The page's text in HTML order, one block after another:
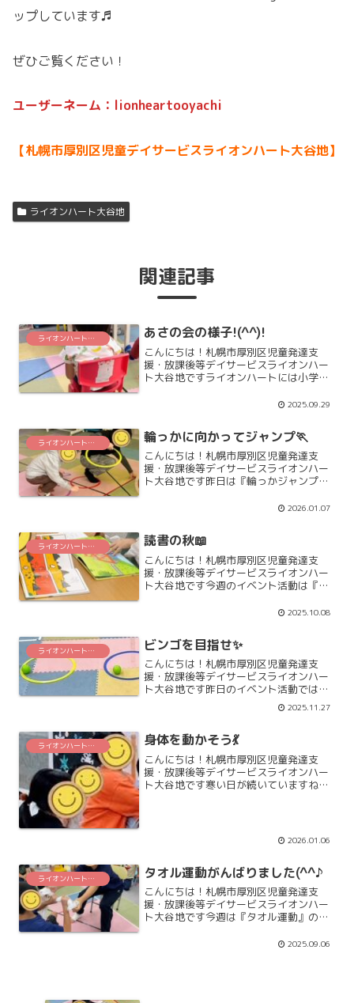
ップしています♬
ぜひご覧ください！
ユーザーネーム：lionheartooyachi
【札幌市厚別区児童デイサービスライオンハート大谷地】
ライオンハート大谷地
関連記事
ライオンハート大谷地 あさの会の様子!(^^)!
こんにちは！札幌市厚別区児童発達支
援・放課後等デイサービスライオンハー
ト大谷地ですライオンハートには小学生
んもいますよ('ω')朝からご利用されるお
2025.09.29
ライオンハート大谷地 輪っかに向かってジャンプ🏃
こんにちは！札幌市厚別区児童発達支
援・放課後等デイサービスライオンハー
ト大谷地です昨日は『輪っかジャンプリ
互に使ってジャンプしていきながら進ん
ジャンプしていくのはと...
2026.01.07
ライオンハート大谷地 読書の秋📖
こんにちは！札幌市厚別区児童発達支
援・放課後等デイサービスライオンハー
ト大谷地です今週のイベント活動は『読
こと思ったこと等を書いていきます(^^♪
が、イベント活動として取...
2025.10.08
ライオンハート大谷地 ビンゴを目指せ✨
こんにちは！札幌市厚別区児童発達支
援・放課後等デイサービスライオンハー
ト大谷地です昨日のイベント活動では
『ボールビンゴゲーム』をしました🥎チ
ームに別れて順番にボールを置いていき
(^^)!どこに置いたらいい...
2025.11.27
ライオンハート大谷地 身体を動かそう💃
こんにちは！札幌市厚別区児童発達支
援・放課後等デイサービスライオンハー
ト大谷地です寒い日が続いていますね⛄
りました🎶音楽に合わせて見... 2026.01.06
ライオンハート大谷地 タオル運動がんばりました(^^♪
こんにちは！札幌市厚別区児童発達支
援・放課後等デイサービスライオンハー
ト大谷地です今週は『タオル運動』のイ
ルリレーにタオル綱引き、タオル取り競
2025.09.06